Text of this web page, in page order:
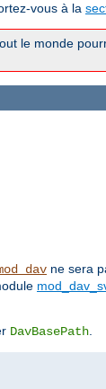
vous à la
le monde
ne sera
DavBasePath.